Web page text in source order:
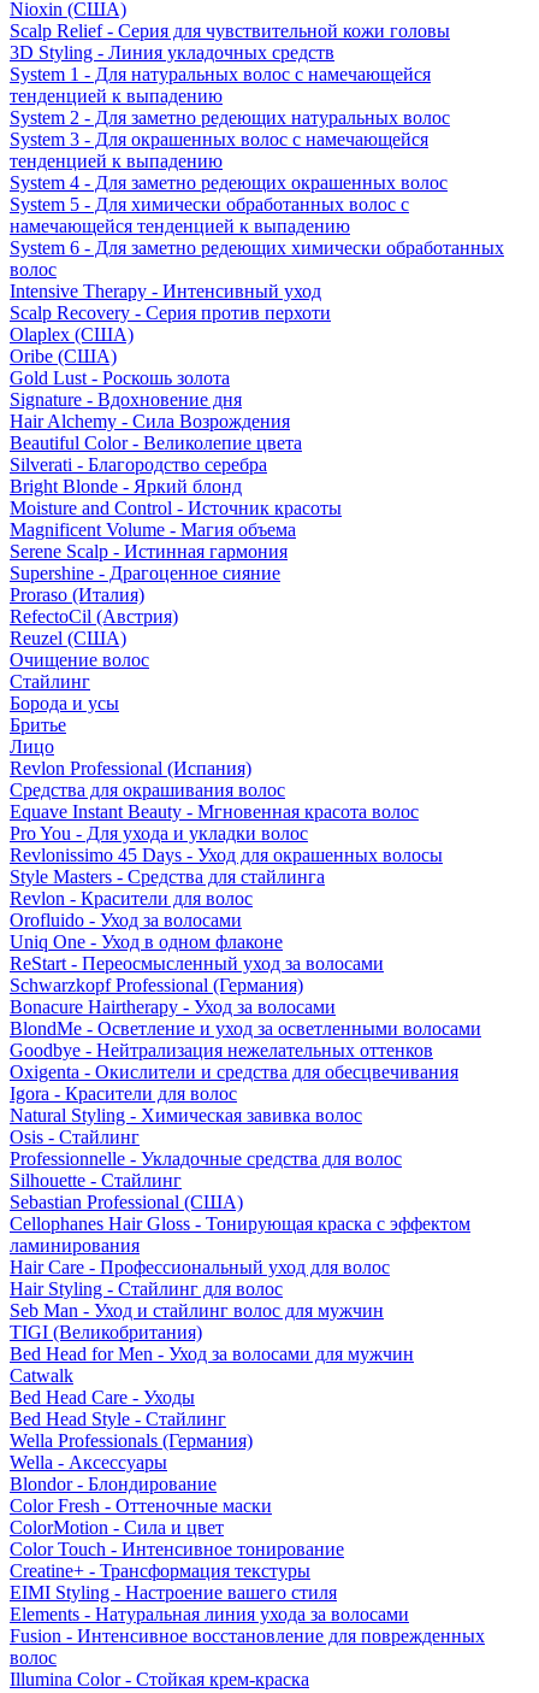
Nioxin (США)
Scalp Relief - Серия для чувствительной кожи головы
3D Styling - Линия укладочных средств
System 1 - Для натуральных волос с намечающейся
тенденцией к выпадению
System 2 - Для заметно редеющих натуральных волос
System 3 - Для окрашенных волос с намечающейся
тенденцией к выпадению
System 4 - Для заметно редеющих окрашенных волос
System 5 - Для химически обработанных волос с
намечающейся тенденцией к выпадению
System 6 - Для заметно редеющих химически обработанных
волос
Intensive Therapy - Интенсивный уход
Scalp Recovery - Серия против перхоти
Olaplex (США)
Oribe (США)
Gold Lust - Роскошь золота
Signature - Вдохновение дня
Hair Alchemy - Сила Возрождения
Beautiful Color - Великолепие цвета
Silverati - Благородство серебра
Bright Blonde - Яркий блонд
Moisture and Control - Источник красоты
Magnificent Volume - Магия объема
Serene Scalp - Истинная гармония
Supershine - Драгоценное сияние
Proraso (Италия)
RefectoCil (Австрия)
Reuzel (США)
Очищение волос
Стайлинг
Борода и усы
Бритье
Лицо
Revlon Professional (Испания)
Средства для окрашивания волос
Equave Instant Beauty - Мгновенная красота волос
Pro You - Для ухода и укладки волос
Revlonissimo 45 Days - Уход для окрашенных волосы
Style Masters - Средства для стайлинга
Revlon - Красители для волос
Orofluido - Уход за волосами
Uniq One - Уход в одном флаконе
ReStart - Переосмысленный уход за волосами
Schwarzkopf Professional (Германия)
Bonacure Hairtherapy - Уход за волосами
BlondMe - Осветление и уход за осветленными волосами
Goodbye - Нейтрализация нежелательных оттенков
Oxigenta - Окислители и средства для обесцвечивания
Igora - Красители для волос
Natural Styling - Химическая завивка волос
Osis - Стайлинг
Professionnelle - Укладочные средства для волос
Silhouette - Стайлинг
Sebastian Professional (США)
Cellophanes Hair Gloss - Тонирующая краска с эффектом
ламинирования
Hair Care - Профессиональный уход для волос
Hair Styling - Стайлинг для волос
Seb Man - Уход и стайлинг волос для мужчин
TIGI (Великобритания)
Bed Head for Men - Уход за волосами для мужчин
Catwalk
Bed Head Care - Уходы
Bed Head Style - Стайлинг
Wella Professionals (Германия)
Wella - Аксессуары
Blondor - Блондирование
Color Fresh - Оттеночные маски
ColorMotion - Сила и цвет
Color Touch - Интенсивное тонирование
Creatine+ - Трансформация текстуры
EIMI Styling - Настроение вашего стиля
Elements - Натуральная линия ухода за волосами
Fusion - Интенсивное восстановление для поврежденных
волос
Illumina Color - Стойкая крем-краска